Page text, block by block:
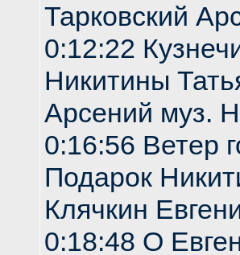
Тарковский
0:12:22
Никитины
Арсений муз.
0:16:56 Ветер
Подарок
Клячкин
0:18:48 О